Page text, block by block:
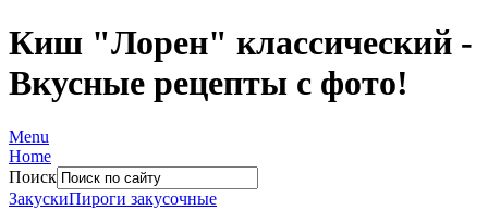
Киш "Лорен" классический -
Вкусные рецепты с фото!
Menu
Home
Поиск
ЗакускиПироги закусочные